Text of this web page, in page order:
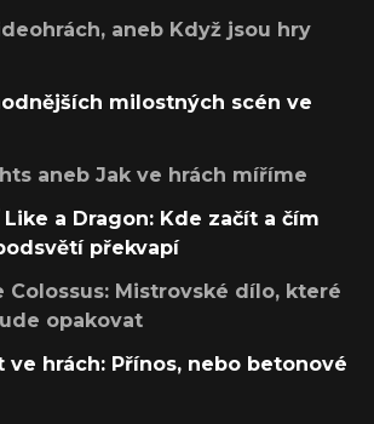
aneb Když jsou hry
milostných scén ve
aneb Jak ve hrách míříme
Like a Dragon: Kde začít a čím
překvapí
Colossus: Mistrovské dílo, které
opakovat
ve hrách: Přínos, nebo betonové